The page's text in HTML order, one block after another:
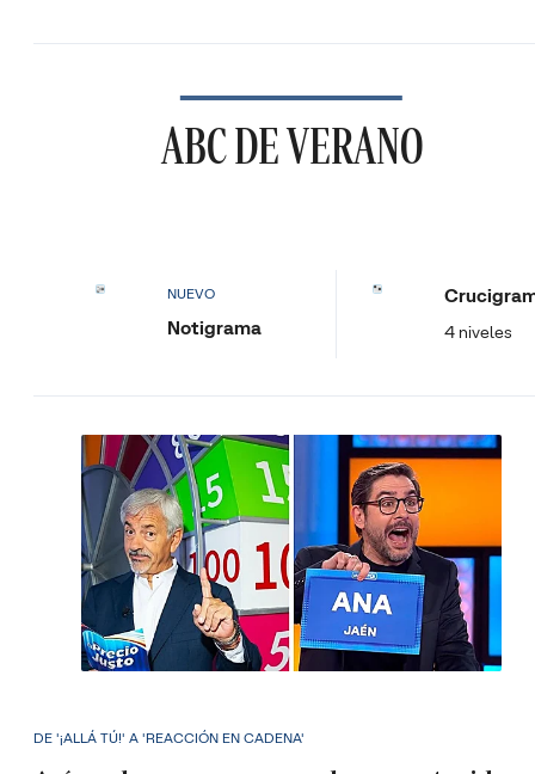
ABC DE VERANO
NUEVO
Notigrama 4 niveles
DE '¡ALLÁ TÚ!' A 'REACCIÓN EN CADENA'